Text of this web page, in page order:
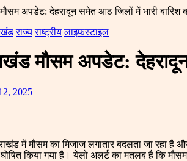
अपडेट: देहरादून समेत आठ जिलों में भारी बारिश
राज्य राष्ट्रीय लाइफस्टाइल
मौसम अपडेट:
2025
में मौसम का मिजाज लगातार बदलता जा रहा है
किया गया है। येलो अलर्ट का मतलब है कि